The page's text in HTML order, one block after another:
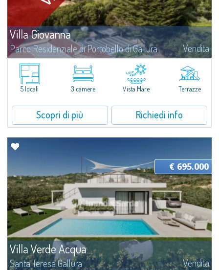
Villa Giovanna
Parco Residenziale di Portobello di Gallura Vendita
​Ampia villa bifamiliare con vista mare immersa nella macchia
mediterranea del Parco Privato di Portobello di Gallura, in posizione
panoramica davvero suggestiva ai piedi di una delle maestose "sculture"
granitiche che...
5 locali 3 camere Vista Mare Terrazze
Scopri di più Richiedi info
Villa Verde Acqua
Santa Teresa Gallura Vendita
€ 695.000